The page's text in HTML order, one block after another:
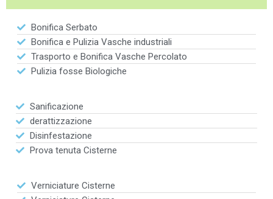
Bonifica Serbato
Bonifica e Pulizia Vasche industriali
Trasporto e Bonifica Vasche Percolato
Pulizia fosse Biologiche
Sanificazione
derattizzazione
Disinfestazione
Prova tenuta Cisterne
Verniciature Cisterne